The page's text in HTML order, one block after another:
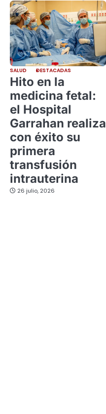
SALUD DESTACADAS
Hito en la
medicina fetal:
el Hospital
Garrahan realiza
con éxito su
primera
transfusión
intrauterina
26 julio, 2026